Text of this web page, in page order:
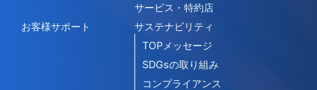
サービス・特約店
お客様サポート
サステナビリティ
TOPメッセージ
SDGsの取り組み
コンプライアンス